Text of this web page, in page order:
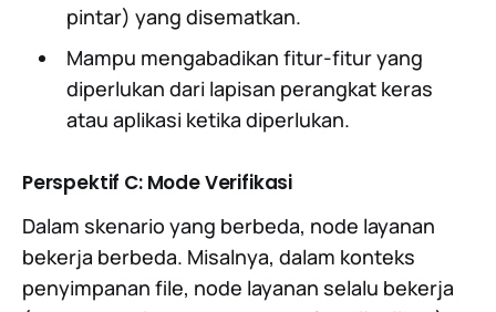
pintar) yang disematkan.
Mampu mengabadikan fitur-fitur yang
diperlukan dari lapisan perangkat keras
atau aplikasi ketika diperlukan.
Perspektif C: Mode Verifikasi
Dalam skenario yang berbeda, node layanan
bekerja berbeda. Misalnya, dalam konteks
penyimpanan file, node layanan selalu bekerja